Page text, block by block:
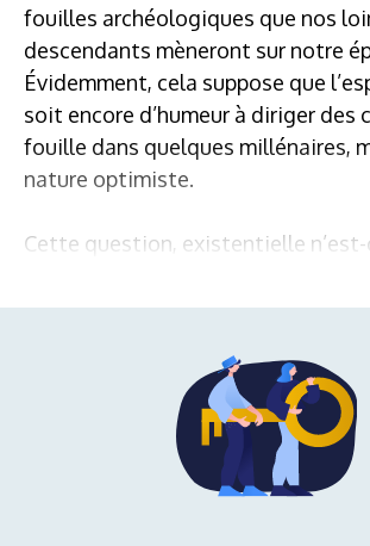
fouilles archéologiques que nos
descendants mèneront sur notre
Évidemment, cela suppose que
soit encore d’humeur à diriger des
fouille dans quelques millénaires,
nature optimiste.
Cette question, existentielle n’est-